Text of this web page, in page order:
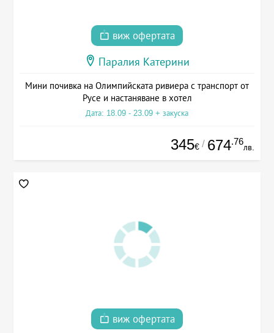
виж офертата
Паралия Катерини
Мини почивка на Олимпийската ривиера с транспорт от
Русе и настаняване в хотел
Дата: 18.09 - 23.09 + закуска
345€ / 674.76
лв.
виж офертата